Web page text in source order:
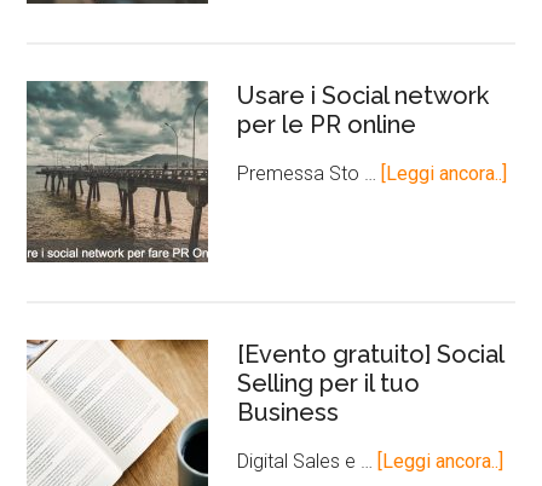
Usare i Social network
per le PR online
Premessa Sto … [Leggi ancora..]
[Evento gratuito] Social
Selling per il tuo
Business
Digital Sales e … [Leggi ancora..]